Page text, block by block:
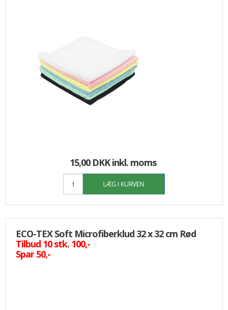
15,00 DKKinkl. moms
ECO-TEX Soft Microfiberklud 32 x 32 cm Rød
Tilbud 10 stk. 100,-
Spar 50,-